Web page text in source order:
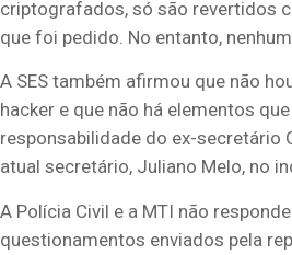
criptografados, só são revertidos
que foi pedido. No entanto,
A SES também afirmou que não
hacker e que não há elementos
responsabilidade do ex-secretário
atual secretário, Juliano Melo, no
A Polícia Civil e a MTI não
questionamentos enviados pela